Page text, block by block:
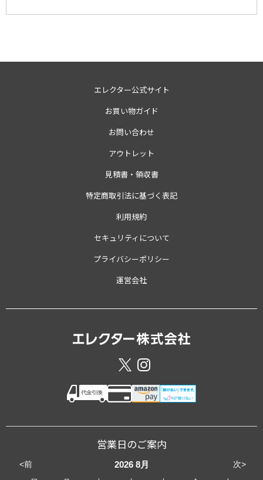
エレクター公式サイト
お買い物ガイド
お問い合わせ
アウトレット
見積書・領収書
特定商取引法に基づく表記
利用規約
セキュリティについて
プライバシーポリシー
運営会社
営業日のご案内
<前 次>
2026 8月